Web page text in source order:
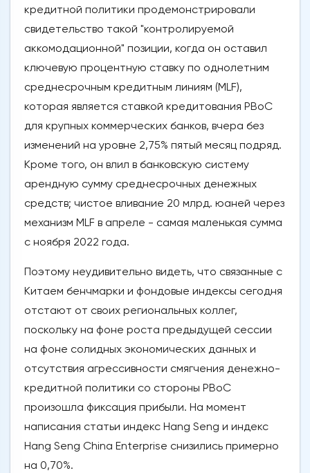
кредитной политики продемонстрировали
свидетельство такой "контролируемой
аккомодационной" позиции, когда он оставил
ключевую процентную ставку по однолетним
среднесрочным кредитным линиям (MLF),
которая является ставкой кредитования PBoC
для крупных коммерческих банков, вчера без
изменений на уровне 2,75% пятый месяц подряд.
Кроме того, он влил в банковскую систему
арендную сумму среднесрочных денежных
средств; чистое вливание 20 млрд. юаней через
механизм MLF в апреле - самая маленькая сумма
с ноября 2022 года.
Поэтому неудивительно видеть, что связанные с
Китаем бенчмарки и фондовые индексы сегодня
отстают от своих региональных коллег,
поскольку на фоне роста предыдущей сессии
на фоне солидных экономических данных и
отсутствия агрессивности смягчения денежно-
кредитной политики со стороны PBoC
произошла фиксация прибыли. На момент
написания статьи индекс Hang Seng и индекс
Hang Seng China Enterprise снизились примерно
на 0,70%.